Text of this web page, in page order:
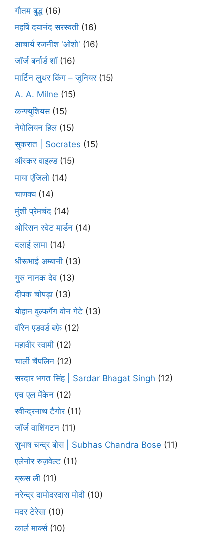
गौतम बुद्ध (16)
महर्षि दयानंद सरस्वती (16)
आचार्य रजनीश 'ओशो' (16)
जॉर्ज बर्नार्ड शॉ(16)
मार्टिन लुथर किंग – जूनियर(15)
A. A. Milne (15)
कन्फ्युशियस(15)
नेपोलियन हिल(15)
सुकरात | Socrates (15)
ऑस्कर वाइल्ड(15)
माया एंजिलो (14)
चाणक्य(14)
मुंशी प्रेमचंद (14)
ओरिसन स्‍वेट मार्डन (14)
दलाई लामा (14)
धीरूभाई अम्बानी (13)
गुरु नानक देव(13)
दीपक चोपड़ा (13)
योहान वुल्फगैंग वोन गेटे (13)
वॉरेन एडवर्ड बफ़े(12)
महावीर स्वामी (12)
चार्ली चैपलिन (12)
सरदार भगत सिंह | Sardar Bhagat Singh (12)
एच एल मेंकेन (12)
रवीन्द्रनाथ टैगोर(11)
जॉर्ज वाशिंगटन (11)
सुभाष चन्द्र बोस | Subhas Chandra Bose (11)
एलेनोर रुज़वेल्ट (11)
ब्रूस ली (11)
नरेन्द्र दामोदरदास मोदी (10)
मदर टेरेसा (10)
कार्ल मार्क्स(10)